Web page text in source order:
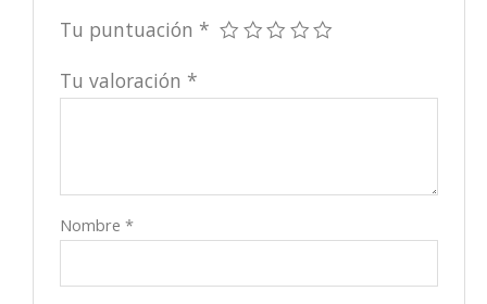
Tu puntuación *
Tu valoración *
Nombre*